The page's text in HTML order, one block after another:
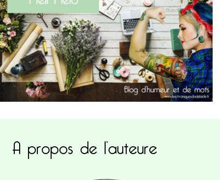
A propos de l’auteure